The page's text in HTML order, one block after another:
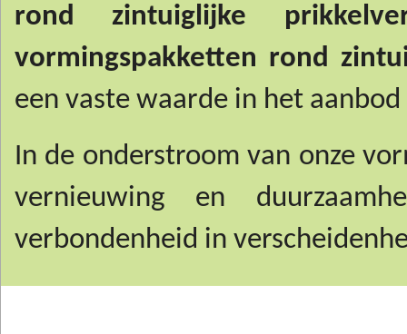
rond zintuiglijke
vormingspakketten rond
een vaste waarde in het
In de onderstroom van onze
vernieuwing en
verbondenheid in